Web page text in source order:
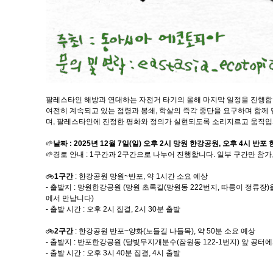
팔레스타인 해방과 연대하는 자전거 타기의 올해 마지막 일정을 진행
여전히 계속되고 있는 점령과 봉쇄, 학살의 즉각 중단을 요구하며 함
며, 팔레스타인에 진정한 평화와 정의가 실현되도록 소리지르고 움직
🌱날짜 : 2025년 12월 7일(일) 오후 2시 망원 한강공원, 오후 4시 반포
🌱경로 안내 : 1구간과 2구간으로 나누어 진행합니다. 일부 구간만 참
🚲1구간: 한강공원 망원~반포, 약 1시간 소요 예상
- 출발지 : 망원한강공원 (망원 초록길(망원동 222번지, 따릉이 정류장
에서 만납니다)
- 출발 시간 : 오후 2시 집결, 2시 30분 출발
🚲2구간 : 한강공원 반포~양화(노들길 나들목), 약 50분 소요 예상
- 출발지 : 반포한강공원 (달빛무지개분수(잠원동 122-1번지) 앞 공터
- 출발 시간 : 오후 3시 40분 집결, 4시 출발